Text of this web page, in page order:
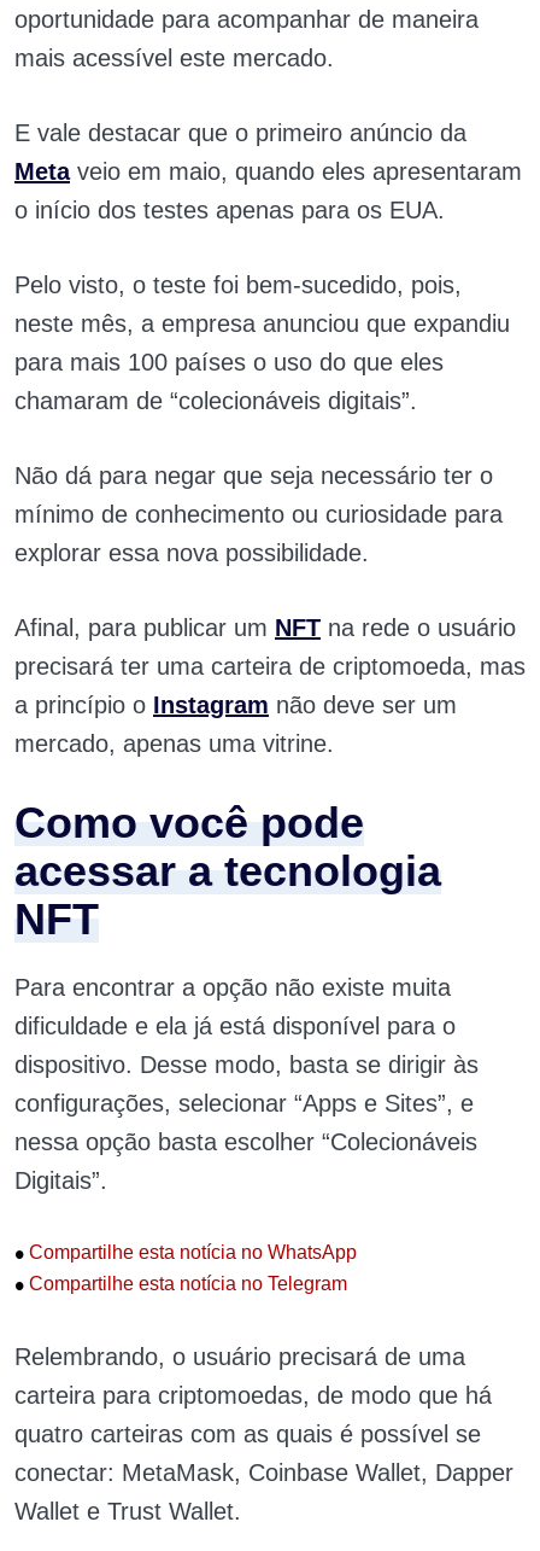
oportunidade para acompanhar de maneira
mais acessível este mercado.
E vale destacar que o primeiro anúncio da
Meta veio em maio, quando eles apresentaram
o início dos testes apenas para os EUA.
Pelo visto, o teste foi bem-sucedido, pois,
neste mês, a empresa anunciou que expandiu
para mais 100 países o uso do que eles
chamaram de “colecionáveis digitais”.
Não dá para negar que seja necessário ter o
mínimo de conhecimento ou curiosidade para
explorar essa nova possibilidade.
Afinal, para publicar um NFT na rede o usuário
precisará ter uma carteira de criptomoeda, mas
a princípio o Instagram não deve ser um
mercado, apenas uma vitrine.
Como você pode
acessar a tecnologia
NFT
Para encontrar a opção não existe muita
dificuldade e ela já está disponível para o
dispositivo. Desse modo, basta se dirigir às
configurações, selecionar “Apps e Sites”, e
nessa opção basta escolher “Colecionáveis
Digitais”.
• Compartilhe esta notícia no WhatsApp
• Compartilhe esta notícia no Telegram
Relembrando, o usuário precisará de uma
carteira para criptomoedas, de modo que há
quatro carteiras com as quais é possível se
conectar: MetaMask, Coinbase Wallet, Dapper
Wallet e Trust Wallet.